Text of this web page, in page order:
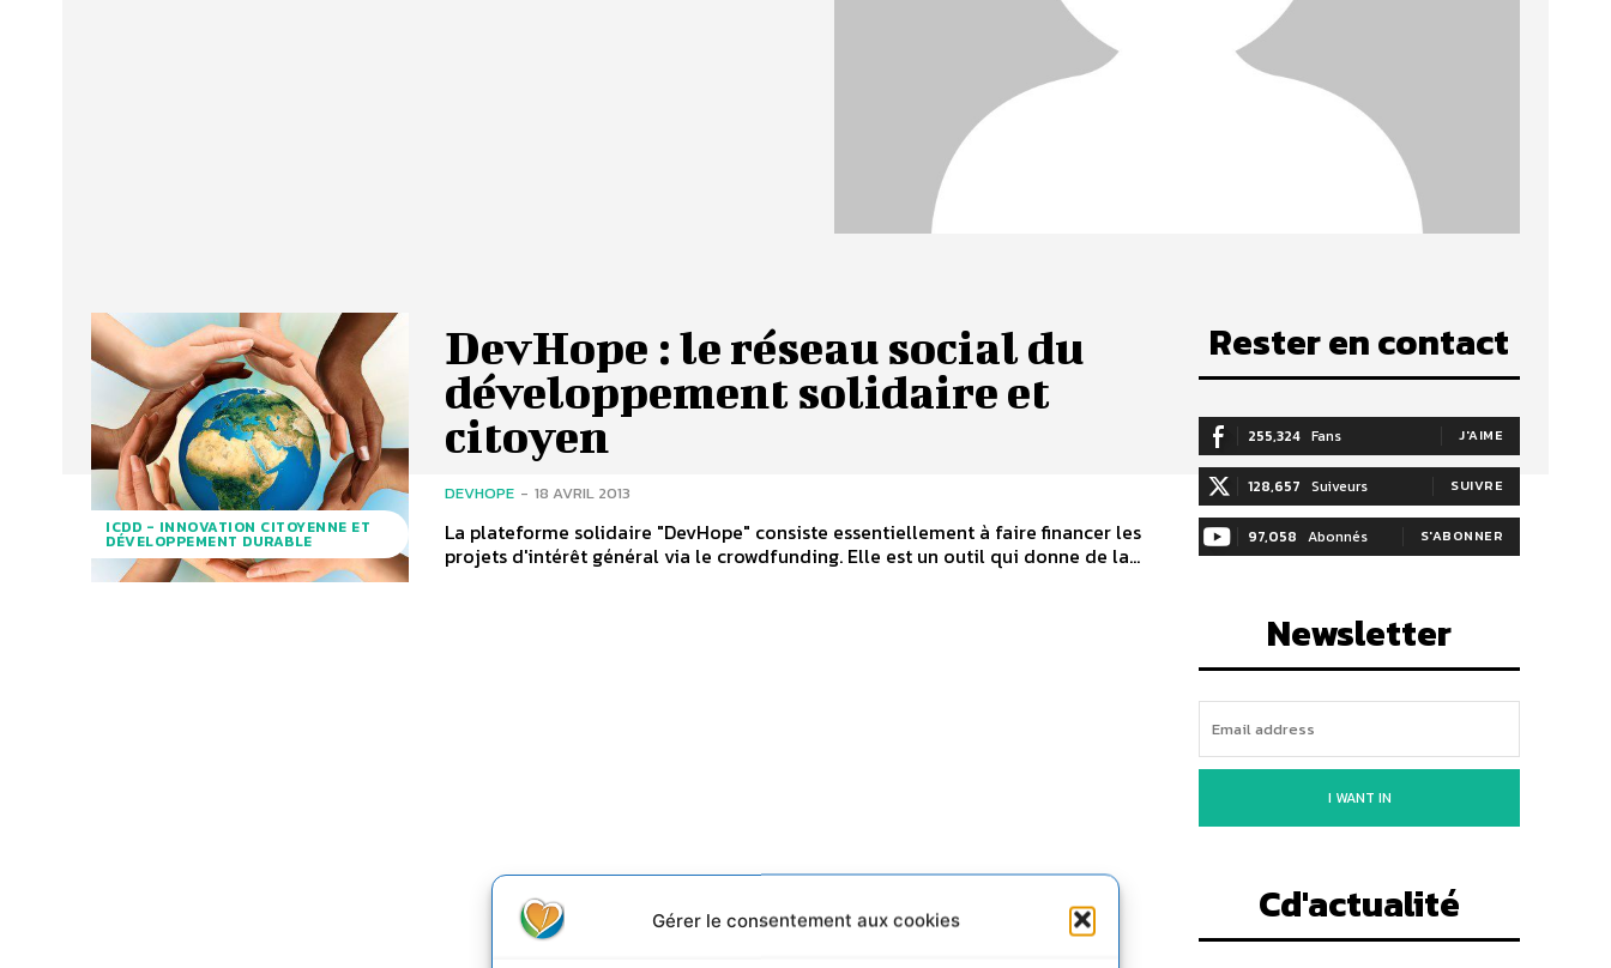
Gérer le consentement aux cookies
ICDD - INNOVATION CITOYENNE ET
DÉVELOPPEMENT DURABLE
DevHope : le réseau social du
développement solidaire et
citoyen
DEVHOPE - 18 AVRIL 2013
La plateforme solidaire "DevHope" consiste essentiellement à faire financer les
projets d'intérêt général via le crowdfunding. Elle est un outil qui donne de la...
Rester en contact
255,324 Fans J'AIME
128,657 Suiveurs SUIVRE
97,058 Abonnés S'ABONNER
Newsletter
I WANT IN
Cd'actualité